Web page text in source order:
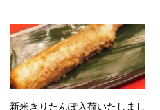
新米きりたんぽ入荷いたしまし